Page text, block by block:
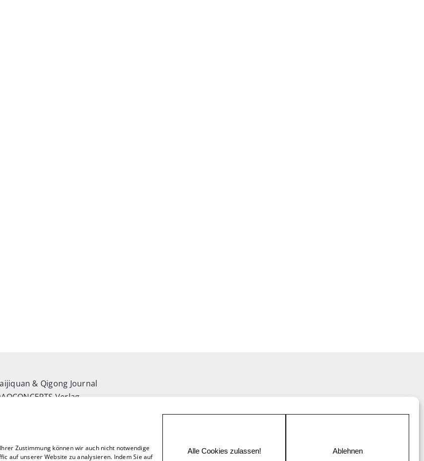
Zustimmung können wir auch nicht notwendige
auf unserer Website zu analysieren. Indem Sie auf
Alle Cookies zulassen! Ablehnen
& Qigong Journal
Verlag